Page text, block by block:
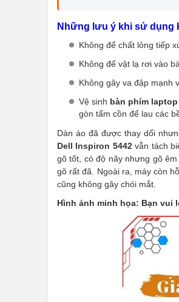
Những lưu ý khi sử dụng
Không để chất lỏng tiếp
Không để vật lạ rơi vào
Không gây va đập mạnh
Vệ sinh bàn phím
gòn tẩm cồn để lau các
Dàn áo đã được thay dổi
Dell Inspiron 5442vẫn tách
gõ tốt, có độ nãy nhưng gõ
gõ rất đã. Ngoài ra, máy còn
cũng không gây chói mắt.
Hình ảnh minh họa: Bạn vui